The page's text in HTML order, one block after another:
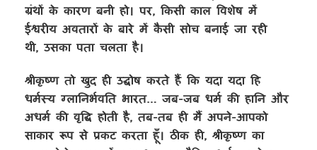
ग्रंथों के कारण बनी हो। पर, किसी काल विशेष में
ईश्वरीय अवतारों के बारे में कैसी सोच बनाई जा रही
थी, उसका पता चलता है।
श्रीकृष्ण तो खुद ही उद्घोष करते हैं कि यदा यदा हि
धर्मस्य ग्लानिर्भवति भारत… जब-जब धर्म की हानि और
अधर्म की वृद्धि होती है, तब-तब ही मैं अपने-आपको
साकार रूप से प्रकट करता हूँ। ठीक ही, श्रीकृष्ण का